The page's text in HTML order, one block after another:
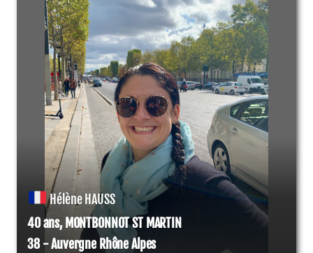
Hélène HAUSS
40 ans, MONTBONNOT ST MARTIN
38 - Auvergne Rhône Alpes